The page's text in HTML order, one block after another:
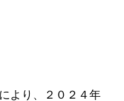
より、２０２４年